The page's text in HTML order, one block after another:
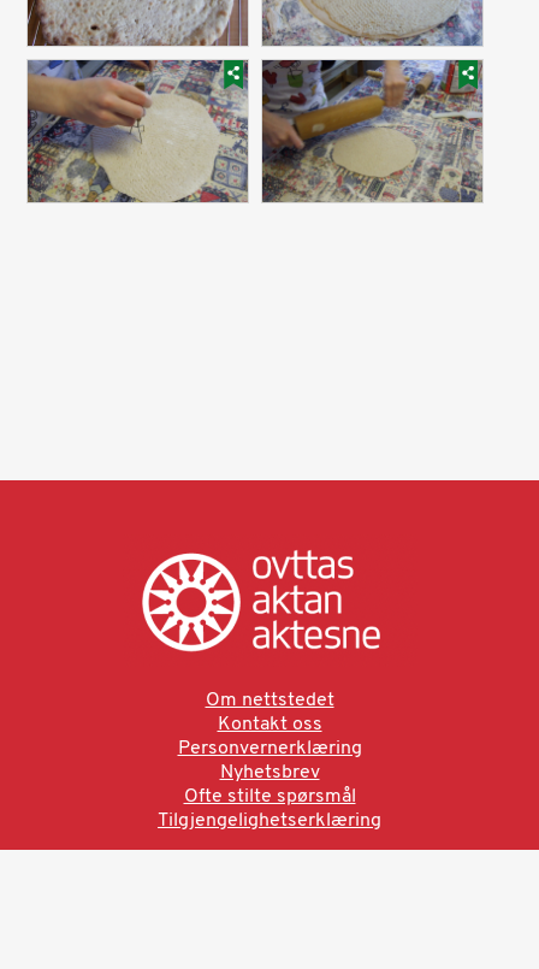
Om nettstedet
Kontakt oss
Personvernerklæring
Nyhetsbrev
Ofte stilte spørsmål
Tilgjengelighetserklæring